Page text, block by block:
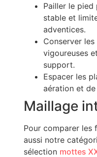
Pailler le pied
stable et
adventices.
Conserver
vigoureuses
support.
Espacer les
aération et
Maillage
Pour comparer les
aussi notre
sélection mottes